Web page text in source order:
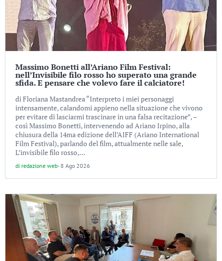
Massimo Bonetti all’Ariano Film Festival:
nell’Invisibile filo rosso ho superato una grande
sfida. E pensare che volevo fare il calciatore!
di Floriana Mastandrea “Interpreto i miei personaggi
intensamente, calandomi appieno nella situazione che vivono
per evitare di lasciarmi trascinare in una falsa recitazione”, –
così Massimo Bonetti, intervenendo ad Ariano Irpino, alla
chiusura della 14ma edizione dell’AIFF (Ariano International
Film Festival), parlando del film, attualmente nelle sale,
L’invisibile filo rosso,...
di redazione web- 8 Ago 2026